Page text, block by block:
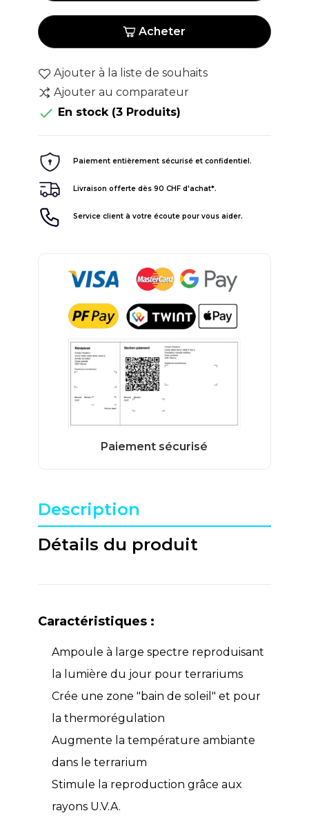
Acheter
Ajouter à la liste de souhaits
Ajouter au comparateur
 En stock (3 Produits)
Paiement entièrement sécurisé et confidentiel.
Livraison offerte dès 90 CHF d'achat*.
Service client à votre écoute pour vous aider.
Description
Détails du produit
Caractéristiques :
Ampoule à large spectre reproduisant
la lumière du jour pour terrariums
Crée une zone "bain de soleil" et pour
la thermorégulation
Augmente la température ambiante
dans le terrarium
Stimule la reproduction grâce aux
rayons U.V.A.